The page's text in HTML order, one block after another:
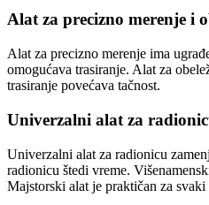
Alat za precizno merenje i
Alat za precizno merenje ima
omogućava trasiranje. Alat za
trasiranje povećava tačnost.
Univerzalni alat za
Univerzalni alat za radionicu
radionicu štedi vreme.
Majstorski alat je praktičan za svaki